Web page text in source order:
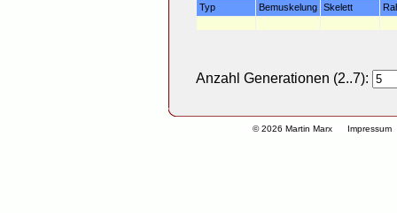
© 2026 Martin Marx Impressum
Typ Bemuskelung Skelett
Anzahl Generationen (2..7):